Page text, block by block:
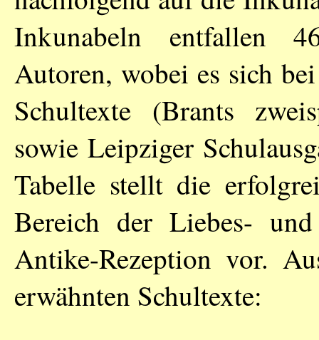
Inkunabeln entfallen
Autoren, wobei es sich
Schultexte (Brants
sowie Leipziger
Tabelle stellt die
Bereich der Liebes-
Antike-Rezeption vor.
erwähnten Schultexte: